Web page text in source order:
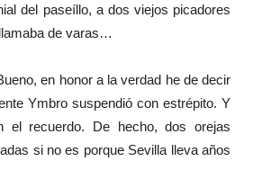
del paseíllo, a dos viejos picadores
de varas…
en honor a la verdad he de decir
Ymbro suspendió con estrépito. Y
el recuerdo. De hecho, dos orejas
si no es porque Sevilla lleva años